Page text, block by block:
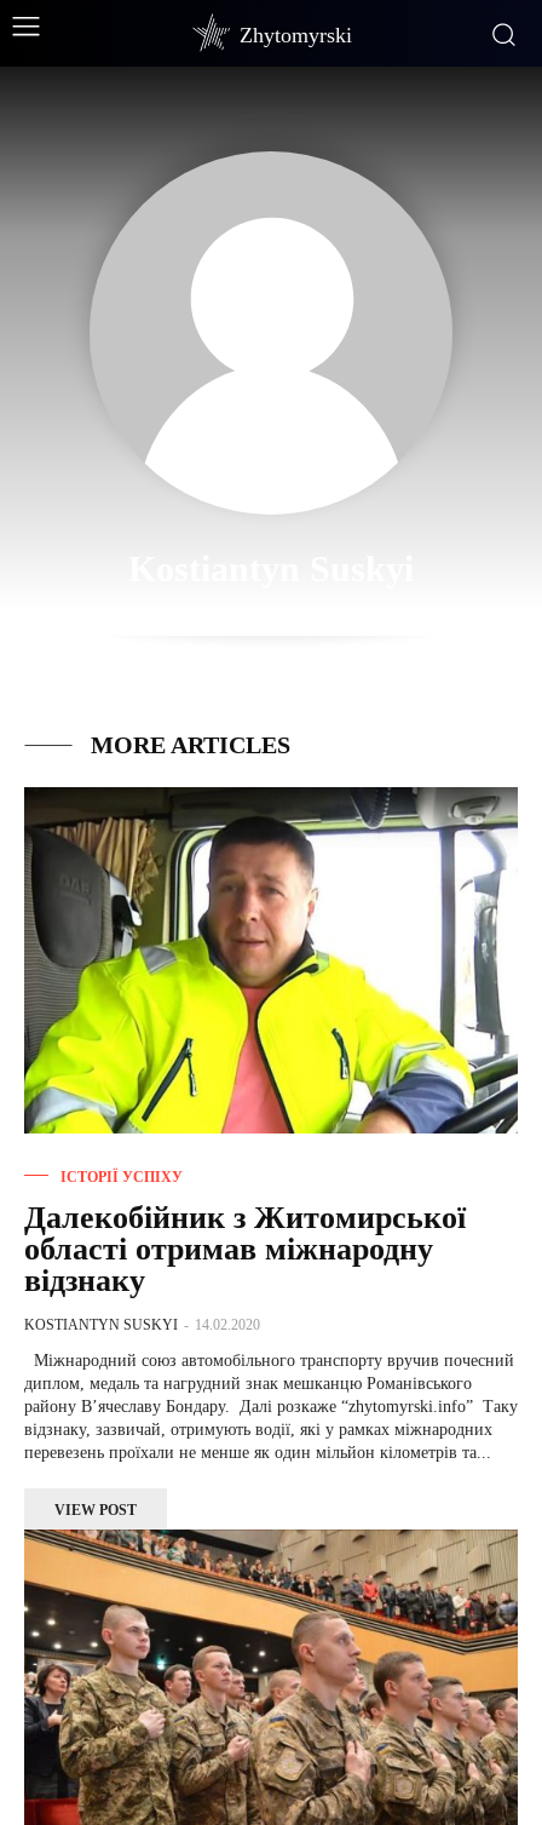
Zhytomyrski
MORE ARTICLES
ІСТОРІЇ УСПІХУ
Далекобійник з Житомирської
області отримав міжнародну
відзнаку
KOSTIANTYN SUSKYI - 14.02.2020
диплом, медаль та нагрудний знак мешканцю Романівського
району В’ячеславу Бондару. Далі розкаже “zhytomyrski.info” Таку
відзнаку, зазвичай, отримують водії, які у рамках міжнародних
перевезень проїхали не менше як один мільйон кілометрів та...
VIEW POST